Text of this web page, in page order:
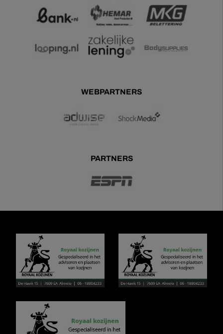
WEBPARTNERS
PARTNERS